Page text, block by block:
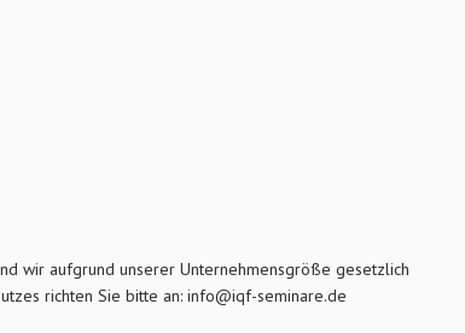
wir aufgrund unserer Unternehmensgröße gesetzlich
richten Sie bitte an: info@iqf-seminare.de